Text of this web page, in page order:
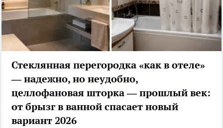
Стеклянная перегородка «как в отеле»
— надежно, но неудобно,
целлофановая шторка — прошлый век:
от брызг в ванной спасает новый
вариант 2026